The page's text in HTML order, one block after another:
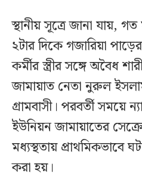
স্থানীয় সূত্রে জানা যায়,
২টার দিকে গজারিয়া
কর্মীর স্ত্রীর সঙ্গে অবৈধ
জামায়াত নেতা নুরুল
গ্রামবাসী। পরবর্তী সময়ে
ইউনিয়ন জামায়াতের
মধ্যস্থতায় প্রাথমিকভাবে
করা হয়।